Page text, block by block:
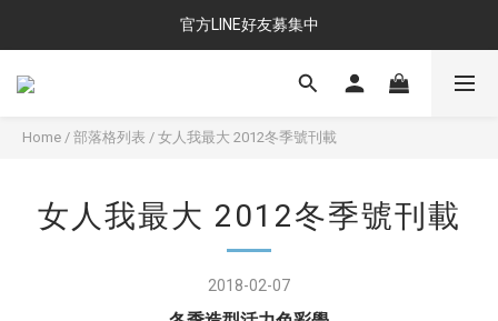
官方LINE好友募集中
Home / 部落格列表 / 女人我最大 2012冬季號刊載
女人我最大 2012冬季號刊載
2018-02-07